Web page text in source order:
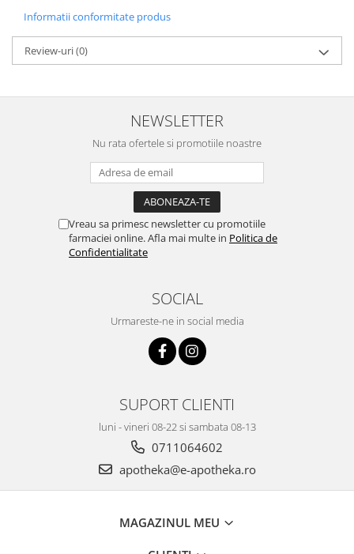
Informatii conformitate produs
Review-uri(0)
NEWSLETTER
Nu rata ofertele si promotiile noastre
Vreau sa primesc newsletter cu promotiile
farmaciei online. Afla mai multe in Politica de
Confidentialitate
SOCIAL
Urmareste-ne in social media
SUPORT CLIENTI
luni - vineri 08-22 si sambata 08-13
0711064602
apotheka@e-apotheka.ro
MAGAZINUL MEU